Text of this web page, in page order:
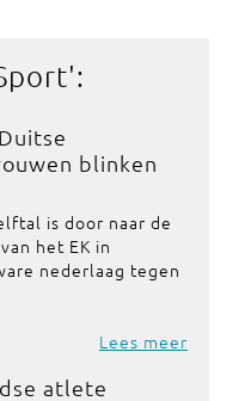
':
blinken
is door naar de
het EK in
nederlaag tegen
Lees meer
atlete